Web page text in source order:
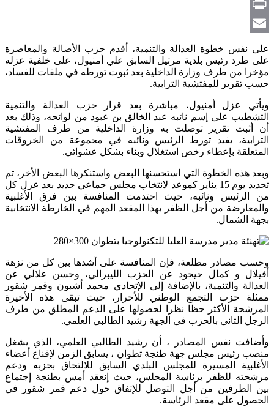
Copy
Link
Print
Email
على نفس خطوة العدالة والتنمية، أقدم حزب الأصالة والمعاصرة
على طرد رئيس بلدية مرتيل السابق علي أمنيول، على خلفية عزله
مؤخرا من طرف وزارة الداخلية بعد ثبوت تورطه في ملفات للفساد،
حسب تقرير للمفتشية الترابية.
ويأتي عزل أمنيول، مباشرة بعد قرار حزب العدالة والتنمية
التشطيب على إسم نائبه عبد الخالق بن عبود من لوائحه، وذلك بعد
أن أثبت تقرير توصلت به وزارة الداخلية من طرف المفتشية
الترابية، يفيد تورط الرئيس ونائبه في مجموعة من الخروقات
المتعلقة بإعطاء رخص استغلال وبناء بشكل عشوائي.
وبعد هذه الخطوة التي استحسنها البعض واستنكرها البعض الأخر، تم
تحديد يوم 15 يناير كموعد لانتخاب مجلس جماعي جديد بعد عزل كل
من الرئيس ونائبه، حيث احتدمت المنافسة بين فرق الأغلبية
والمعارضة من أجل الظفر بهذا المقعد المهم في الخارطة الانتخابية
بجهة الشمال.
وحسب مصادر مطلعة، فإن المنافسة على أشدها بين كل من نزهة
أفيلال و كمال حيحود عن الحزب الليبرالي، وحسن علالي عن
العدالة والتنمية، بالإضافة إلى الإتحادي محمد أشبون وقمر شقور
ممثلة حزب التجمع الوطني للأحرار، حيث تبقى هذه الأخيرة
المرشحة الأكثر حظا نظرا لحصولها على الدعم المطلق من طرف
الرجل التاني بالحزب في الجهة رشيد الطالبي العلمي.
وأضافت نفس المصادر ، أن رشيد الطالبي العلمي، الذي يشغل
منصب رئيس مجلس جهة طنجة تطوان ، يسابق الزمن لإقناع أعضاء
الأغلبية المسيرة للمجلس البلدي السابق للالتحاق بحزبه ودعم
مرشحته للظفر برئاسة المجلس، حيث إنعقد أمس بطنجة إجتماع
بين الطرفين من أجل التوصل للإتفاق حول دعم قمر شقور في
الحصول على مقعد الرئاسة.